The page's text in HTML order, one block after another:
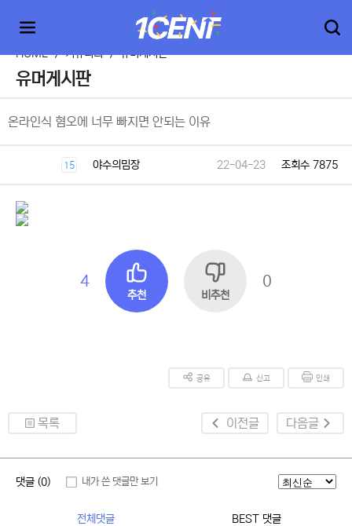
HOME > 커뮤니티 > 유머게시판
유머게시판
온라인식 혐오에 너무 빠지면 안되는 이유
15 야수의밈장 22-04-23 조회수 7875
4
추천 비추천
0
공유 신고 인쇄
목록 이전글 다음글
댓글 (0) 내가 쓴 댓글만 보기
전체댓글 BEST 댓글